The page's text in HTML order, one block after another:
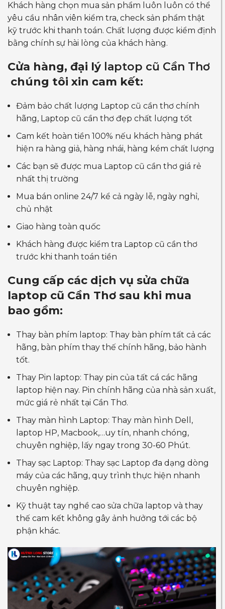
Khách hàng chọn mua sản phẩm luôn luôn có thể
yêu cầu nhân viên kiểm tra, check sản phẩm thật
kỹ trước khi thanh toán. Chất lượng được kiểm định
bằng chính sự hài lòng của khách hàng.
Cửa hàng, đại lýlaptop cũ Cần Thơ
chúng tôi xin cam kết:
Đảm bảo chất lượng Laptop cũ cần thơ chính
hãng, Laptop cũ cần thơ đẹp chất lượng tốt
Cam kết hoàn tiền 100% nếu khách hàng phát
hiện ra hàng giả, hàng nhái, hàng kém chất lượng
Các bạn sẽ được mua Laptop cũ cần thơ giá rẻ
nhất thị trường
Mua bán online 24/7 kể cả ngày lễ, ngày nghỉ,
chủ nhật
Giao hàng toàn quốc
Khách hàng được kiểm tra Laptop cũ cần thơ
trước khi thanh toán tiền
Cung cấp các dịch vụ sửa chữa
laptop cũ Cần Thơ sau khi mua
bao gồm:
Thay bàn phím laptop: Thay bàn phím tất cả các
hãng, bàn phím thay thế chính hãng, bảo hành
tốt.
Thay Pin laptop: Thay pin của tất cá các hãng
laptop hiện nay. Pin chính hãng của nhà sản xuất,
mức giá rẻ nhất tại Cần Thơ.
Thay màn hình Laptop: Thay màn hình Dell,
laptop HP, Macbook,…uy tín, nhanh chóng,
chuyên nghiệp, lấy ngay trong 30-60 Phút.
Thay sạc Laptop: Thay sạc Laptop đa dạng dòng
máy của các hãng, quy trình thực hiện nhanh
chuyên nghiệp.
Kỹ thuật tay nghề cao sửa chữa laptop và thay
thế cam kết không gây ảnh hưởng tới các bộ
phận khác.